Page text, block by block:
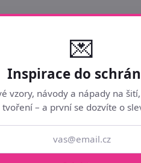
a šitím vysrážet
monitoru či displeje
💌
Inspirace do
vzory, návody a nápady na
tvoření – a první se dozvíte o